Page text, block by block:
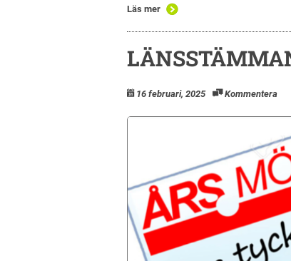
Läs mer
16 februari, 2025 Kommentera